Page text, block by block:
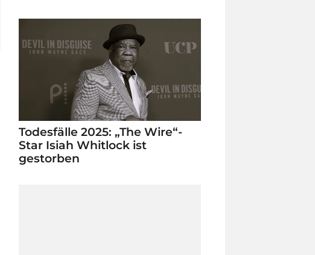
Todesfälle 2025: „The Wire“-
Star Isiah Whitlock ist
gestorben